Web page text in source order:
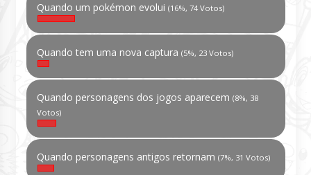
Quando um pokémon evolui (16%, 74 Votos)
Quando tem uma nova captura (5%, 23 Votos)
Quando personagens dos jogos aparecem (8%, 38
Votos)
Quando personagens antigos retornam (7%, 31 Votos)